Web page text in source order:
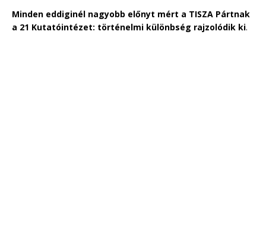
Minden eddiginél nagyobb előnyt mért a TISZA Pártnak
a 21 Kutatóintézet: történelmi különbség rajzolódik ki.